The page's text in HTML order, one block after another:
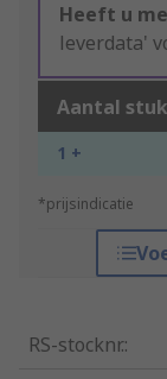
Heeft u
leverdata'
Aantal
1 +
*prijsindicatie
RS-stocknr.: